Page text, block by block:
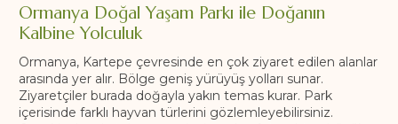
Ormanya Doğal Yaşam Parkı ile Doğanın
Kalbine Yolculuk
Ormanya, Kartepe çevresinde en çok ziyaret edilen alanlar
arasında yer alır. Bölge geniş yürüyüş yolları sunar.
Ziyaretçiler burada doğayla yakın temas kurar. Park
içerisinde farklı hayvan türlerini gözlemleyebilirsiniz.